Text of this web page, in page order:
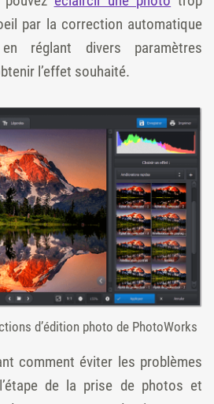
par la correction automatique
réglant divers paramètres
l’effet souhaité.
d’édition photo de PhotoWorks
comment éviter les problèmes
de la prise de photos et